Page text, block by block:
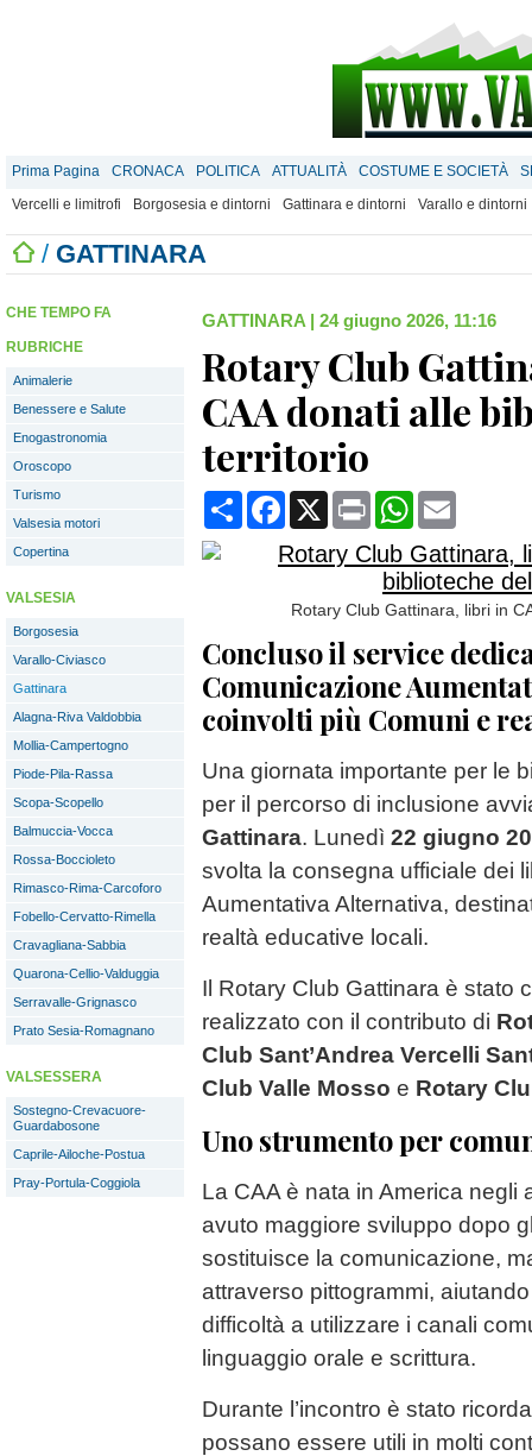
Prima Pagina CRONACA POLITICA ATTUALITÀ COSTUME E SOCIETÀ
Vercelli e limitrofi
Borgosesia e dintorni Gattinara e dintorni Varallo e dintorni
/ GATTINARA
CHE TEMPO FA
RUBRICHE
Animalerie
Benessere e Salute
Enogastronomia
Oroscopo
Turismo
Valsesia motori
Copertina
VALSESIA
Borgosesia
Varallo-Civiasco
Gattinara
Alagna-Riva Valdobbia
Mollia-Campertogno
Piode-Pila-Rassa
Scopa-Scopello
Balmuccia-Vocca
Rossa-Boccioleto
Rimasco-Rima-Carcoforo
Fobello-Cervatto-Rimella
Cravagliana-Sabbia
Quarona-Cellio-Valduggia
Serravalle-Grignasco
Prato Sesia-Romagnano
VALSESSERA
Sostegno-Crevacuore-
Guardabosone
Caprile-Ailoche-Postua
Pray-Portula-Coggiola
GATTINARA | 24 giugno 2026, 11:16
Rotary Club
CAA donati alle
territorio
CondividiFacebook
X Print WhatsApp
Rotary Club Gattinara, libri in
Concluso il service
Comunicazione
coinvolti più Comuni e
Una giornata importante per le
per il percorso di inclusione
Gattinara. Lunedì 22 giugno
svolta la consegna ufficiale dei
Aumentativa Alternativa,
realtà educative locali.
Il Rotary Club Gattinara è stato
realizzato con il contributo di
Club Sant’Andrea Vercelli
Club Valle Mosso e Rotary
Uno strumento per
La CAA è nata in America negli
avuto maggiore sviluppo dopo
sostituisce la comunicazione,
attraverso pittogrammi,
difficoltà a utilizzare i canali
linguaggio orale e scrittura.
Durante l’incontro è stato
possano essere utili in molti